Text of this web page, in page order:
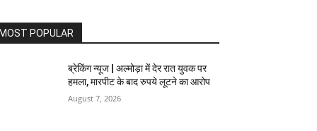
MOST POPULAR
ब्रेकिंग न्यूज | अल्मोड़ा में देर रात युवक पर
हमला, मारपीट के बाद रुपये लूटने का आरोप
August 7, 2026